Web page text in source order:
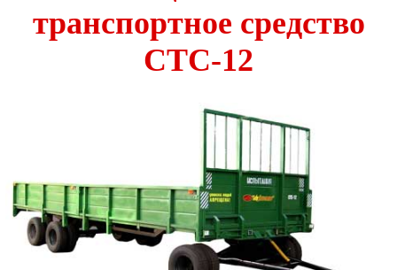
транспортное средство
СТС-12